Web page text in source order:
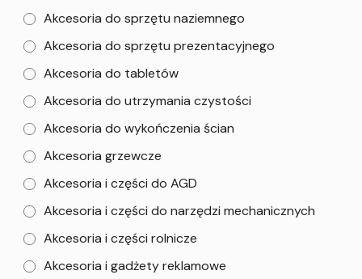
Akcesoria do sprzętu naziemnego
Akcesoria do sprzętu prezentacyjnego
Akcesoria do tabletów
Akcesoria do utrzymania czystości
Akcesoria do wykończenia ścian
Akcesoria grzewcze
Akcesoria i części do AGD
Akcesoria i części do narzędzi mechanicznych
Akcesoria i części rolnicze
Akcesoria i gadżety reklamowe